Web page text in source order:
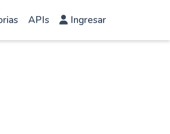
APIs Ingresar